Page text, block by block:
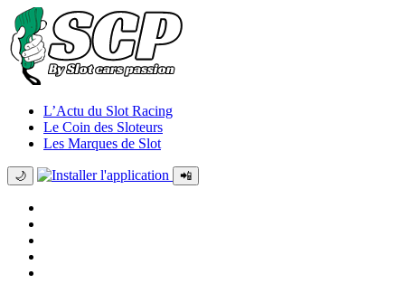
L’Actu du Slot Racing
Le Coin des Sloteurs
Les Marques de Slot
🌙 📲